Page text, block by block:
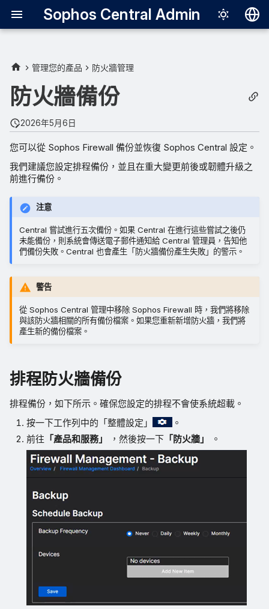
Sophos Central Admin
Italiano
日本語
한국어
排程防火牆備份
中
備份頻率
高可用性備份
從備份排程中移除防火牆
立即備份防火牆
管理您的產品 防火牆管理
防火牆備份
2026年5月6日
您可以從 Sophos Firewall 備份並恢復 Sophos Central 設定。
我們建議您設定排程備份，並且在重大變更前後或韌體升級之
前進行備份。
注意
Central 嘗試進行五次備份。如果 Central 在進行這些嘗試之後仍
未能備份，則系統會傳送電子郵件通知給 Central 管理員，告知他
們備份失敗。Central 也會產生「防火牆備份產生失敗」的警示。
警告
從 Sophos Central 管理中移除 Sophos Firewall 時，我們將移除
與該防火牆相關的所有備份檔案。如果您重新新增防火牆，我們將
產生新的備份檔案。
排程防火牆備份
排程備份，如下所示。確保您設定的排程不會使系統超載。
按一下工作列中的「整體設定」
。
前往 「產品和服務」 ，然後按一下 「防火牆」 。